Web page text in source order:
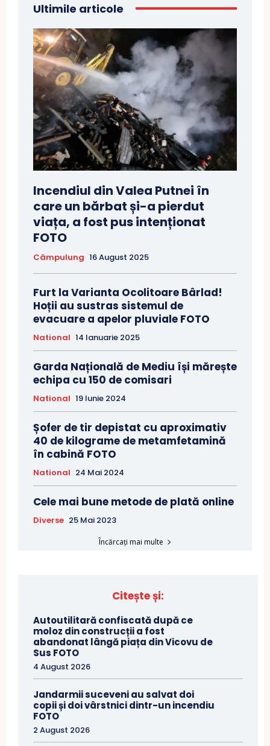
Ultimile articole
Incendiul din Valea Putnei în
care un bărbat și-a pierdut
viața, a fost pus intenționat
FOTO
Câmpulung 16 August 2025
Furt la Varianta Ocolitoare Bârlad!
Hoții au sustras sistemul de
evacuare a apelor pluviale FOTO
National 14 Ianuarie 2025
Garda Națională de Mediu își mărește
echipa cu 150 de comisari
National 19 Iunie 2024
Șofer de tir depistat cu aproximativ
40 de kilograme de metamfetamină
în cabină FOTO
National 24 Mai 2024
Cele mai bune metode de plată online
Diverse 25 Mai 2023
Încărcați mai multe
Citește și:
Autoutilitară confiscată după ce
moloz din construcții a fost
abandonat lângă piața din Vicovu de
Sus FOTO
4 August 2026
Jandarmii suceveni au salvat doi
copii și doi vârstnici dintr-un incendiu
FOTO
2 August 2026